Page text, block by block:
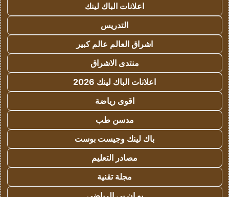
اعلانات الباك لينك
التدريس
اشراق العالم عالم كبير
منتدى الاشراق
اعلانات الباك لينك 2026
اقوى رياضة
مدسن طب
باك لينك وجيست بوست
مصادر التعليم
مجلة تقنية